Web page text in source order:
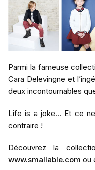
Parmi la fameuse
Cara Delevingne et
deux incontournables
Life is a joke… Et ce
contraire !
Découvrez la
www.smallable.com ou